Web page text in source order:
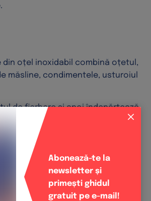
din oțel inoxidabil combină oțetul,
măsline, condimentele, usturoiul
de fierbere și apoi îndepărtează
până când prepari restul
Abonează-te la
newsletter și
primești ghidul
gratuit pe e-mail!